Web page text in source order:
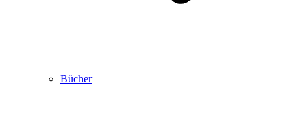
Bücher